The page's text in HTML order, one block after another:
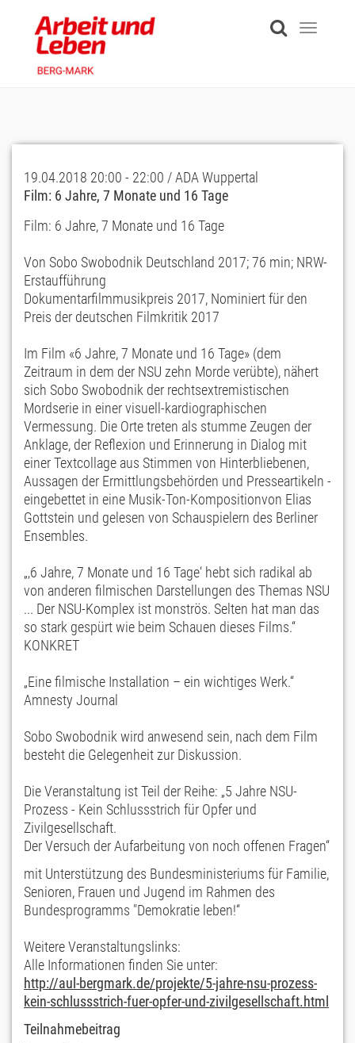
content
Toggle
19.04.2018 20:00 - 22:00 / ADA Wuppertal
Film: 6 Jahre, 7 Monate und 16 Tage
Film: 6 Jahre, 7 Monate und 16 Tage
Von Sobo Swobodnik Deutschland 2017; 76 min; NRW-
Erstaufführung
Dokumentarfilmmusikpreis 2017, Nominiert für den
Preis der deutschen Filmkritik 2017
Im Film «6 Jahre, 7 Monate und 16 Tage» (dem
Zeitraum in dem der NSU zehn Morde verübte), nähert
sich Sobo Swobodnik der rechtsextremistischen
Mordserie in einer visuell-kardiographischen
Vermessung. Die Orte treten als stumme Zeugen der
Anklage, der Reflexion und Erinnerung in Dialog mit
einer Textcollage aus Stimmen von Hinterbliebenen,
Aussagen der Ermittlungsbehörden und Presseartikeln -
eingebettet in eine Musik-Ton-Kompositionvon Elias
Gottstein und gelesen von Schauspielern des Berliner
Ensembles.
„‚6 Jahre, 7 Monate und 16 Tage‘ hebt sich radikal ab
von anderen filmischen Darstellungen des Themas NSU
... Der NSU-Komplex ist monströs. Selten hat man das
so stark gespürt wie beim Schauen dieses Films.“
KONKRET
„Eine filmische Installation – ein wichtiges Werk.“
Amnesty Journal
Sobo Swobodnik wird anwesend sein, nach dem Film
besteht die Gelegenheit zur Diskussion.
Die Veranstaltung ist Teil der Reihe: „5 Jahre NSU-
Prozess - Kein Schlussstrich für Opfer und
Zivilgesellschaft.
Der Versuch der Aufarbeitung von noch offenen Fragen“
mit Unterstützung des Bundesministeriums für Familie,
Senioren, Frauen und Jugend im Rahmen des
Bundesprogramms "Demokratie leben!“
Weitere Veranstaltungslinks:
Alle Informationen finden Sie unter:
http://aul-bergmark.de/projekte/5-jahre-nsu-prozess-
kein-schlussstrich-fuer-opfer-und-zivilgesellschaft.html
Teilnahmebeitrag